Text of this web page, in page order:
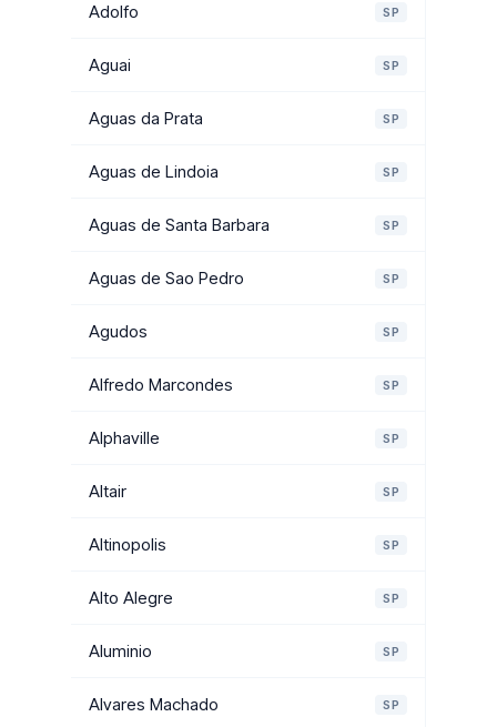
Adolfo SP
Aguai SP
Aguas da Prata SP
Aguas de Lindoia SP
Aguas de Santa Barbara SP
Aguas de Sao Pedro SP
Agudos SP
Alfredo Marcondes SP
Alphaville SP
Altair SP
Altinopolis SP
Alto Alegre SP
Aluminio SP
Alvares Machado SP